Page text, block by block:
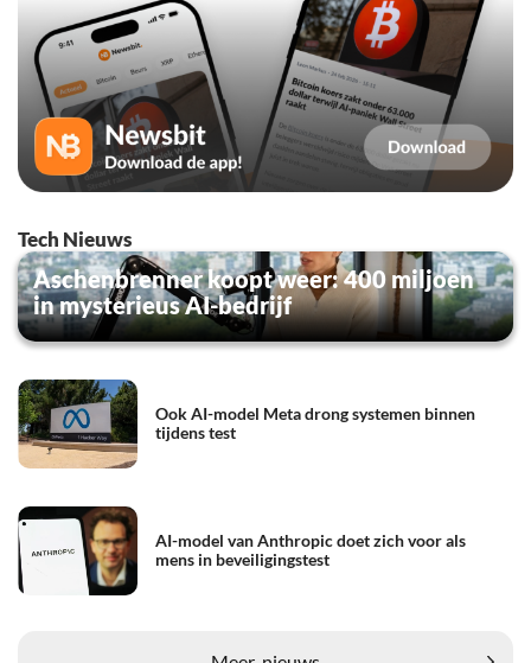
Tech Nieuws
Aschenbrenner koopt weer: 400 miljoen
in mysterieus AI-bedrijf
Ook AI-model Meta drong systemen binnen
tijdens test
AI-model van Anthropic doet zich voor als
mens in beveiligingstest